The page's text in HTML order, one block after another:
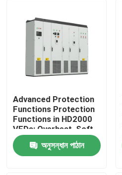
পণ্য
ভিডিও
কারখানা পরিদর্শন
গুণমান নিয়ন্ত্রণ
Advanced Protection
Functions Protection
Functions in HD2000
VFDs: Overheat, Soft-
Start, and IGBT Safety
অনুসন্ধান পাঠান